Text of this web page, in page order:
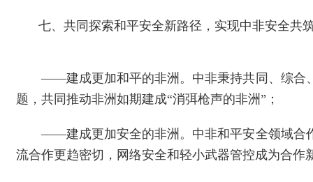
七、共同探索和平安全新路径，实现中非安全共
——建成更加和平的非洲。中非秉持共同、综合
题，共同推动非洲如期建成“消弭枪声的非洲”；
——建成更加安全的非洲。中非和平安全领域合
流合作更趋密切，网络安全和轻小武器管控成为合作